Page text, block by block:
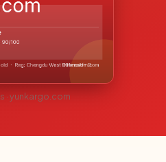
· yunkargo.com